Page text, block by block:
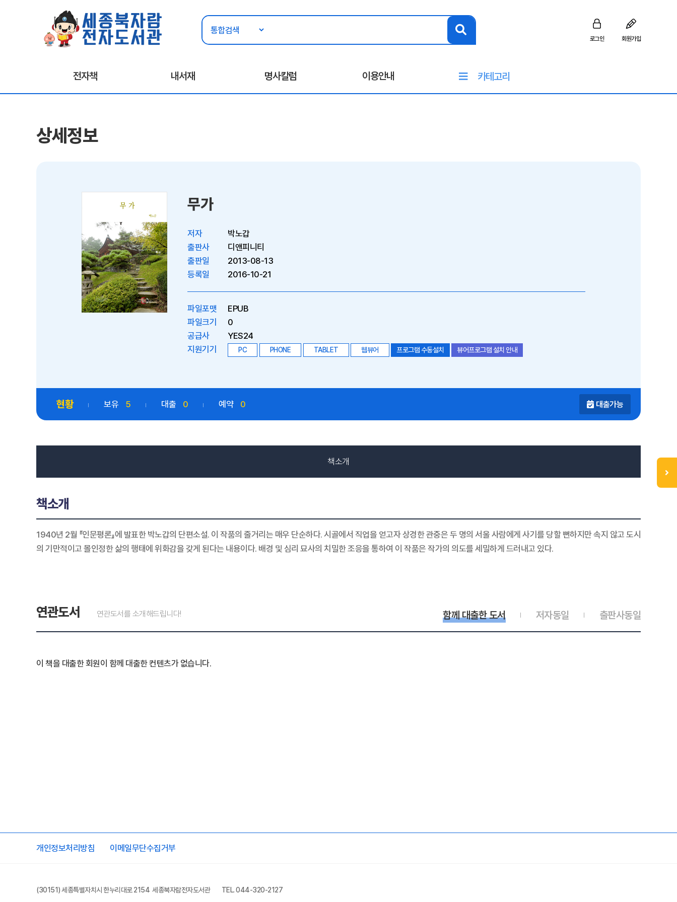
로그인 회원가입
전자책 내서재 명사칼럼 이용안내 카테고리
상세정보
무가
저자
박노갑
출판사
디앤피니티
출판일
2013-08-13
등록일
2016-10-21
파일포맷
EPUB
파일크기
0
공급사
YES24
지원기기
PC PHONE TABLET 웹뷰어 프로그램 수동설치 뷰어프로그램 설치 안내
현황 보유 5 대출 0 예약 0 대출가능
책소개
책소개
1940년 2월 『인문평론』에 발표한 박노갑의 단편소설. 이 작품의 줄거리는 매우 단순하다. 시골에서 직업을 얻고자 상경한 관중은 두 명의 서울 사람에게 사기를 당할 뻔하지만 속지 않고 도시
의 기만적이고 몰인정한 삶의 행태에 위화감을 갖게 된다는 내용이다. 배경 및 심리 묘사의 치밀한 조응을 통하여 이 작품은 작가의 의도를 세밀하게 드러내고 있다.
연관도서 연관도서를 소개해드립니다! 출판사동일
저자동일
함께 대출한 도서
이 책을 대출한 회원이 함께 대출한 컨텐츠가 없습니다.
개인정보처리방침 이메일무단수집거부
(30151) 세종특별자치시 한누리대로 2154 세종북자람전자도서관 TEL. 044-320-2127